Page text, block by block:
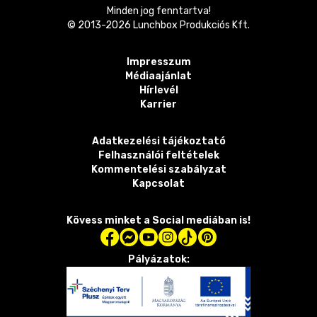
Minden jog fenntartva!
© 2013-2026 Lunchbox Produkciós Kft.
Impresszum
Médiaajánlat
Hírlevél
Karrier
Adatkezelési tájékoztató
Felhasználói feltételek
Kommentelési szabályzat
Kapcsolat
Kövess minket a Social mediában is!
Pályázatok: